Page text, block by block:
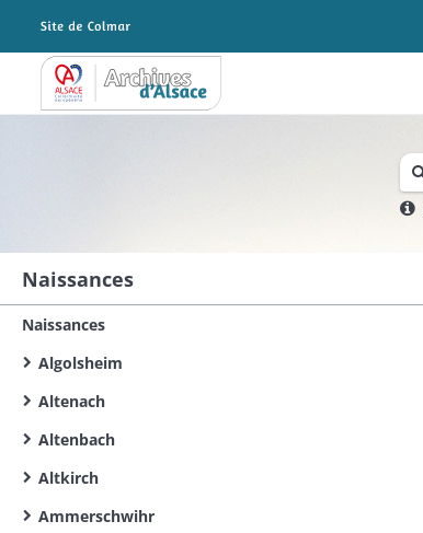
Archives Alsace - Colmar
Naissances
Naissances
Algolsheim
Altenach
Altenbach
Altkirch
Ammerschwihr